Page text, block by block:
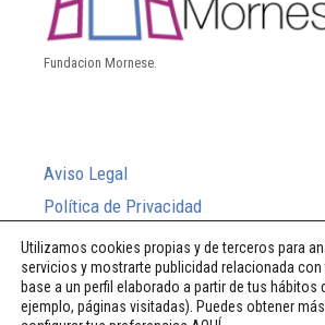
Fundacion Mornese.
Aviso Legal
Política de Privacidad
Política de Cookies
Sistema Interno de Información
Utilizamos cookies propias y de terceros para
servicios y mostrarte publicidad relacionada
base a un perfil elaborado a partir de tus hábitos
ejemplo, páginas visitadas). Puedes obtener